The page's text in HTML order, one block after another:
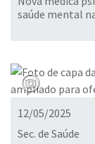
saúde mental
12/05/2025
Sec. de Saúde